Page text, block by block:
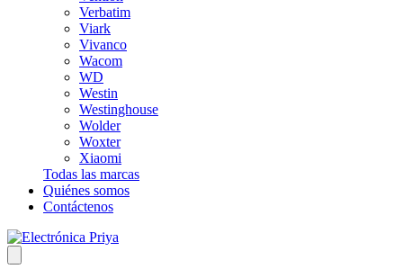
Verbatim
Viark
Vivanco
Wacom
WD
Westin
Westinghouse
Wolder
Woxter
Xiaomi
Todas las marcas
Quiénes somos
Contáctenos